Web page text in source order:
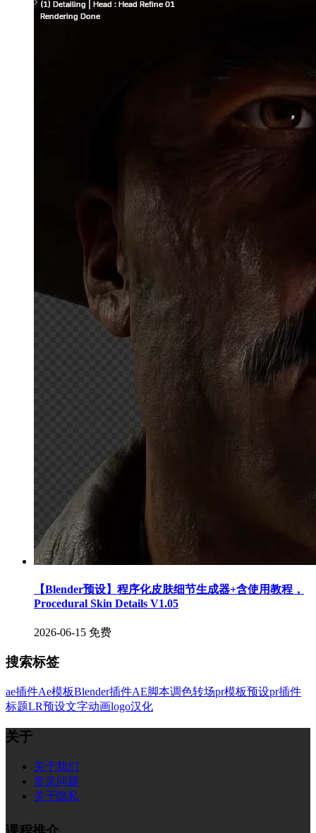
【Blender预设】程序化皮肤细节生成器+含使用教程，
Procedural Skin Details V1.05
2026-06-15 免费
搜索标签
ae插件Ae模板Blender插件AE脚本调色转场pr模板预设pr插件
标题LR预设文字动画logo汉化
关于
关于我们
常见问题
关于隐私